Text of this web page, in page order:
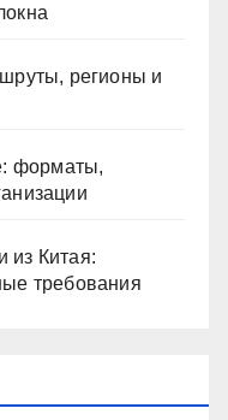
регионы и
форматы,
из Китая:
требования